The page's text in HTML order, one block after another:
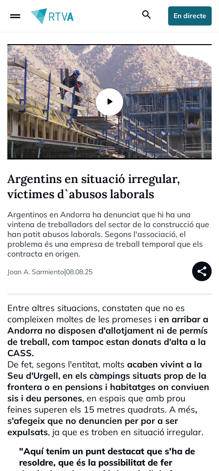
drag_handle search En directe
Argentins en situació irregular,
víctimes d`abusos laborals
Argentinos en Andorra ha denunciat que hi ha una
vintena de treballadors del sector de la construcció que
han patit abusos laborals. Segons l'associació, el
problema és una empresa de treball temporal que els
contracta en origen.
Joan A. Sarmiento|08.08.25 share
Entre altres situacions, constaten que no es
compleixen moltes de les promeses i en arribar a
Andorra no disposen d'allotjament ni de permís
de treball, com tampoc estan donats d'alta a la
CASS.
De fet, segons l'entitat, molts acaben vivint a la
Seu d'Urgell, en els càmpings situats prop de la
frontera o en pensions i habitatges on conviuen
sis i deu persones, en espais que amb prou
feines superen els 15 metres quadrats. A més,
s'afegeix que no denuncien per por a ser
expulsats, ja que es troben en situació irregular.
"Aquí tenim un punt destacat que s'ha de
resoldre, que és la possibilitat de fer